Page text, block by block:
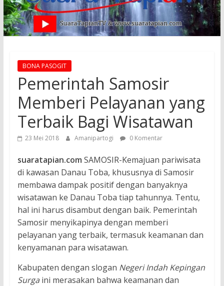
BONA PASOGIT
Pemerintah Samosir
Memberi Pelayanan yang
Terbaik Bagi Wisatawan
23 Mei 2018 Amanipartogi 0 Komentar
suaratapian.com SAMOSIR-Kemajuan pariwisata
di kawasan Danau Toba, khususnya di Samosir
membawa dampak positif dengan banyaknya
wisatawan ke Danau Toba tiap tahunnya. Tentu,
hal ini harus disambut dengan baik. Pemerintah
Samosir menyikapinya dengan memberi
pelayanan yang terbaik, termasuk keamanan dan
kenyamanan para wisatawan.
Kabupaten dengan slogan Negeri Indah Kepingan
Surgaini merasakan bahwa keamanan dan